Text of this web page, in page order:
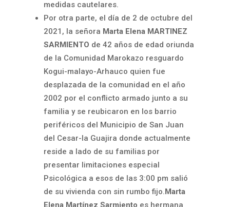
medidas cautelares.
Por otra parte, el día de 2 de octubre del
2021, la señora Marta Elena MARTINEZ
SARMIENTO de 42 años de edad oriunda
de la Comunidad Marokazo resguardo
Kogui-malayo-Arhauco quien fue
desplazada de la comunidad en el año
2002 por el conflicto armado junto a su
familia y se reubicaron en los barrio
periféricos del Municipio de San Juan
del Cesar-la Guajira donde actualmente
reside a lado de su familias por
presentar limitaciones especial
Psicológica a esos de las 3:00 pm salió
de su vivienda con sin rumbo fijo. Marta
Elena Martínez Sarmiento es hermana